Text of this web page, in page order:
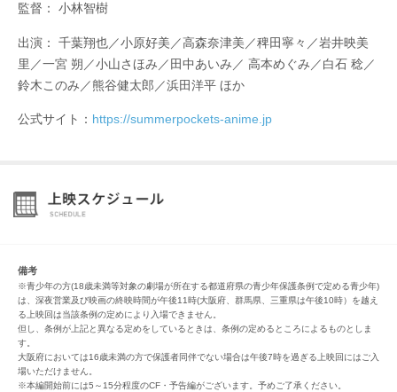
監督： 小林智樹
出演： 千葉翔也／小原好美／高森奈津美／稗田寧々／岩井映美
里／一宮 朔／小山さほみ／田中あいみ／ 高本めぐみ／白石 稔／
鈴木このみ／熊谷健太郎／浜田洋平 ほか
公式サイト： https://summerpockets-anime.jp
備考
※青少年の方(18歳未満等対象の劇場が所在する都道府県の青少年保護条例で定める青少年)
は、深夜営業及び映画の終映時間が午後11時(大阪府、群馬県、三重県は午後10時）を越え
る上映回は当該条例の定めにより入場できません。
但し、条例が上記と異なる定めをしているときは、条例の定めるところによるものとしま
す。
大阪府においては16歳未満の方で保護者同伴でない場合は午後7時を過ぎる上映回にはご入
場いただけません。
※本編開始前には5～15分程度のCF・予告編がございます。予めご了承ください。